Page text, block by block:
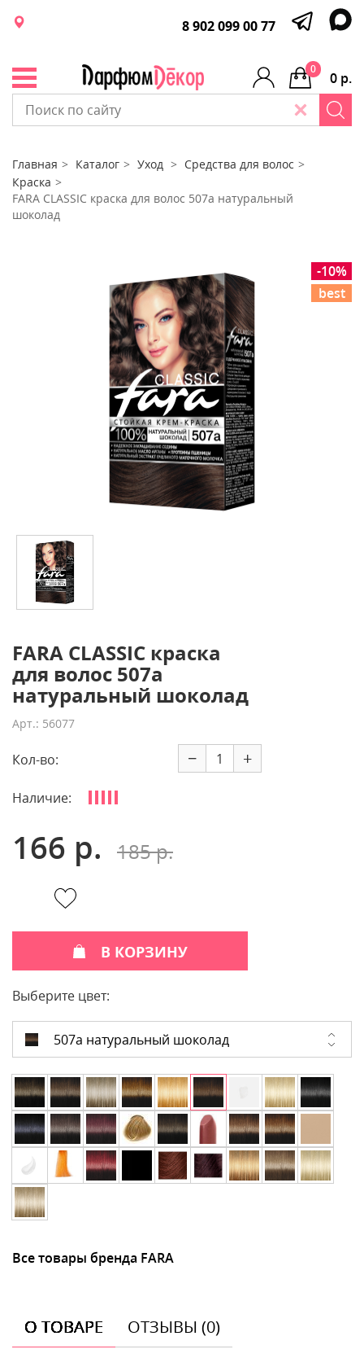
8 902 099 00 77
0 р.
0
Главная Каталог Уход
Средства для волос
Краска
FARA CLASSIC краска для волос 507а натуральный
шоколад
-10%
best
FARA CLASSIC краска
для волос 507а
натуральный шоколад
Арт.: 56077
Кол-во: − +
Наличие:
166 р. 185 р.
В КОРЗИНУ
Выберите цвет:
507а натуральный шоколад
Все товары бренда FARA
О ТОВАРЕ ОТЗЫВЫ (0)